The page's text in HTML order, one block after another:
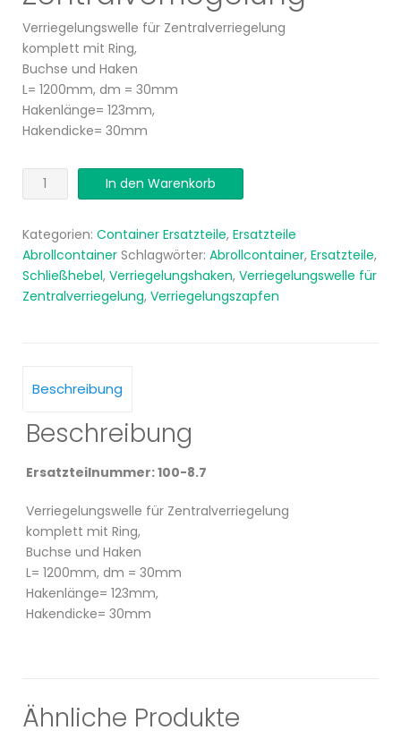
Verriegelungswelle für Zentralverriegelung
komplett mit Ring,
Buchse und Haken
L= 1200mm, dm = 30mm
Hakenlänge= 123mm,
Hakendicke= 30mm
Verriegelungswelle
für
Menge
In den Warenkorb
Kategorien: Container Ersatzteile, Ersatzteile
Abrollcontainer Schlagwörter: Abrollcontainer, Ersatzteile,
Schließhebel, Verriegelungshaken, Verriegelungswelle für
Zentralverriegelung, Verriegelungszapfen
Beschreibung
Beschreibung
Ersatzteilnummer: 100-8.7
Verriegelungswelle für Zentralverriegelung
komplett mit Ring,
Buchse und Haken
L= 1200mm, dm = 30mm
Hakenlänge= 123mm,
Hakendicke= 30mm
Ähnliche Produkte